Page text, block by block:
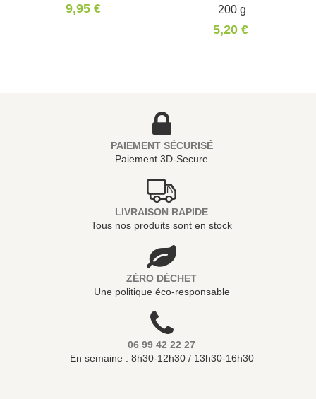
9,95 €
200 g
5,20 €
PAIEMENT SÉCURISÉ
Paiement 3D-Secure
LIVRAISON RAPIDE
Tous nos produits sont en stock
ZÉRO DÉCHET
Une politique éco-responsable
06 99 42 22 27
En semaine : 8h30-12h30 / 13h30-16h30